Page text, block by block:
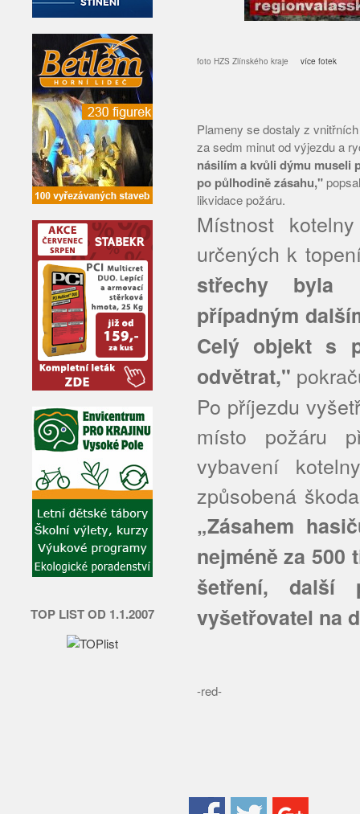
TOP LIST OD 1.1.2007
foto HZS Zlínského kraje více fotek
Plameny se dostaly z
za sedm minut od výjezdu a
násilím a kvůli dýmu museli
po půlhodině zásahu,"
likvidace požáru.
Místnost
určených k
střechy byla
případným
Celý objekt s
odvětrat,"
Po příjezdu
místo požáru
vybavení
způsobená
„Zásahem
nejméně za 500
šetření, další
vyšetřovatel na
-red-